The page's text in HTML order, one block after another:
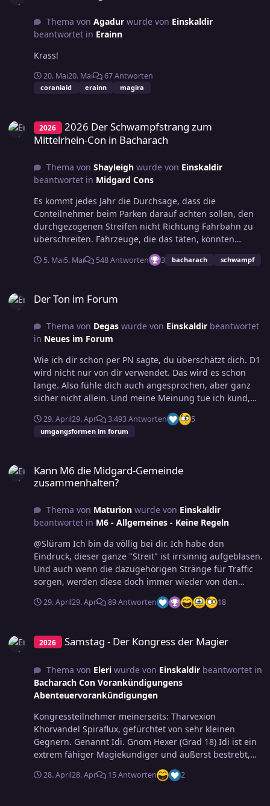
Spielleiterin erleben durfte, hat extrem was verpasst.
Wer braucht Tales from Woodcreek, wenn er dich hat.
Du wirst immer besser, auch wenn das kaum möglich
nächste das Abenteuer erleben zu dürfen. @Merwyn
ich danke auch euch für die schöne Zeit, gute
Gespräche und den vielen Spass! Jederzeit wieder! Und
@Mogadil und @Patrick Es war sehr lustig, sich
gegenseitig mit dem aktuellen Figurenzustand zu
Kopfschmerzen vom Türenöffnen. Und abschließend:
Danke an @Eleri für unendlich viel Geduld, Sein,
Thema von Agadurwurde von Einskaldir
beantwortet in Erainn
Krass!
20. Mai20. Mai 67 Antworten
coraniaid erainn magira
2026
2026 Der Schwampfstrang zum
Mittelrhein-Con in Bacharach
Thema von Shayleighwurde von Einskaldir
beantwortet in Midgard Cons
Es kommt jedes Jahr die Durchsage, dass die
Conteilnehmer beim Parken darauf achten sollen, den
durchgezogenen Streifen nicht Richtung Fahrbahn zu
überschreiten. Fahrzeuge, die das täten, könnten
abgeschleppt werden. Es wäre also ratsam, darauf
schon bei der Ankunft zu achten.
5. Mai5. Mai 548 Antworten 3 bacharach schwampf
Der Ton im Forum
Thema von Degaswurde von Einskaldirbeantwortet
in Neues im Forum
Wie ich dir schon per PN sagte, du überschätzt dich. D1
wird nicht nur von dir verwendet. Das wird es schon
lange. Also fühle dich auch angesprochen, aber ganz
sicher nicht allein. Und meine Meinung tue ich kund,
wie ich möchte, wenn es um eine Fomulierung geht.
Und @Abd al Rahman kann sich den Schuh dann gleich
mitanziehen, wenn er mag. Meinst du, die Admins sind
29. April29. Apr 3.493 Antworten 5
umgangsformen im forum
Kann M6 die Midgard-Gemeinde
zusammenhalten?
Thema von Maturionwurde von Einskaldir
beantwortet in M6 - Allgemeines - Keine Regeln
@Slüram Ich bin da völlig bei dir. Ich habe den
Eindruck, dieser ganze "Streit" ist irrsinnig aufgeblasen.
Und auch wenn die dazugehörigen Stränge für Traffic
sorgen, werden diese doch immer wieder von den
selben Leuten auf beiden Seiten bestimmt. Ich weiß
auch schon vorher, wer was zu dem Thema schreiben
vermittelte Bild entspricht aus meiner Sicht nicht der
man sich als offen hinstellt und nicht prvozierend, aber
von "D1" spricht und nicht von M6. Pegasus selbst
bezeichnet Damatu als M6. Das abzusprechen ist ja
oder diejenige ist mit der Verwendung von "D1"
gleichwohl provozierend und damit konfliktsuchend
unterwegs.
29. April29. Apr 89 Antworten 18
2026 Samstag - Der Kongress der Magier
Thema von Eleriwurde von Einskaldirbeantwortet in
Bacharach Con Vorankündigungens
Abenteuervorankündigungen
Kongressteilnehmer meinerseits: Tharvexion
Khorvandel Spiraflux, gefürchtet von sehr kleinen
Gegnern. Genannt Idi. Gnom Hexer (Grad 18) Idi ist ein
extrem fähiger Magiekundiger und äußerst bestrebt,
einen zweiten Zauberspruch zu lernen.
28. April28. Apr 15 Antworten 2